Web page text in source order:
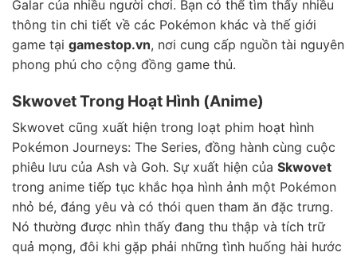
Galar của nhiều người chơi. Bạn có thể tìm thấy nhiều
thông tin chi tiết về các Pokémon khác và thế giới
game tại gamestop.vn, nơi cung cấp nguồn tài nguyên
phong phú cho cộng đồng game thủ.
Skwovet Trong Hoạt Hình (Anime)
Skwovet cũng xuất hiện trong loạt phim hoạt hình
Pokémon Journeys: The Series, đồng hành cùng cuộc
phiêu lưu của Ash và Goh. Sự xuất hiện của Skwovet
trong anime tiếp tục khắc họa hình ảnh một Pokémon
nhỏ bé, đáng yêu và có thói quen tham ăn đặc trưng.
Nó thường được nhìn thấy đang thu thập và tích trữ
quả mọng, đôi khi gặp phải những tình huống hài hước